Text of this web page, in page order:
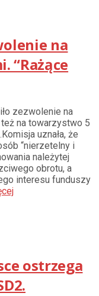
na
“Rażące
zezwolenie na
też na towarzystwo 5
uznała, że
“nierzetelny i
należytej
obrotu, a
interesu funduszy
ostrzega